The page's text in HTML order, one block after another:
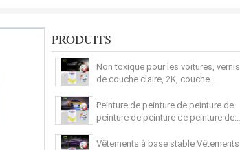
PRODUITS
Non toxique pour les voitures, vernis
de couche claire, 2K, couche
Peinture de peinture de peinture de
peinture de peinture de peinture de
Vêtements à base stable Vêtements